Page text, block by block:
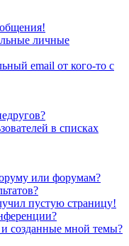
личные
email от кого-то с
в списках
или форумам?
пустую страницу!
созданные мной темы?